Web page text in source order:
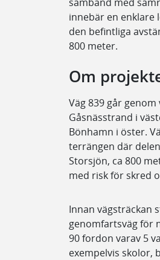
innebär en enklare
den befintliga
800 meter.
Om
Väg 839 går
Gåsnässtrand i
Bönhamn i öster.
terrängen där
Storsjön, ca 800
med risk för skred
Innan vägsträckan
genomfartsväg för
90 fordon varav 5
exempelvis skolor,